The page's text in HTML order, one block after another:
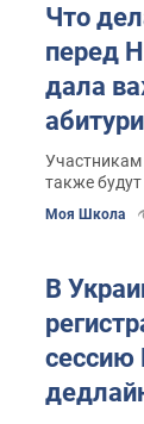
Что
перед
дала
Участникам
также
Моя Школа
В
сессию